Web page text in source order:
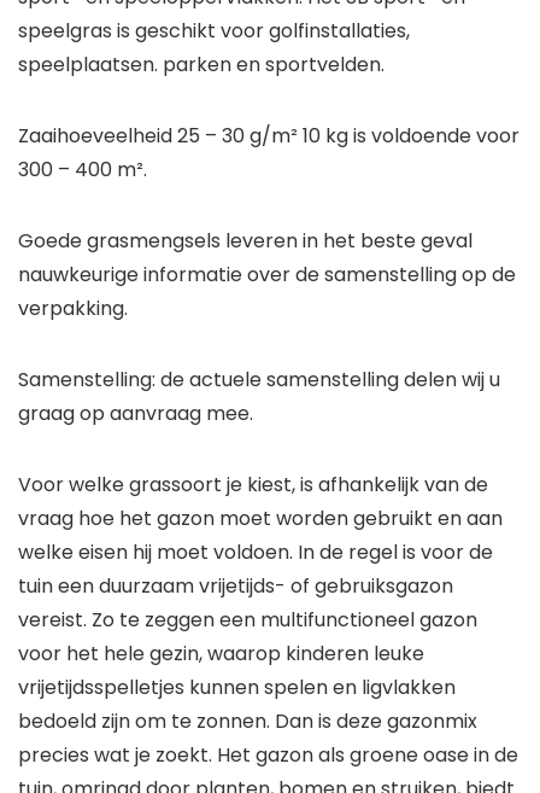
speelgras is geschikt voor golfinstallaties,
speelplaatsen. parken en sportvelden.
Zaaihoeveelheid 25 – 30 g/m² 10 kg is voldoende voor
300 – 400 m².
Goede grasmengsels leveren in het beste geval
nauwkeurige informatie over de samenstelling op de
verpakking.
Samenstelling: de actuele samenstelling delen wij u
graag op aanvraag mee.
Voor welke grassoort je kiest, is afhankelijk van de
vraag hoe het gazon moet worden gebruikt en aan
welke eisen hij moet voldoen. In de regel is voor de
tuin een duurzaam vrijetijds- of gebruiksgazon
vereist. Zo te zeggen een multifunctioneel gazon
voor het hele gezin, waarop kinderen leuke
vrijetijdsspelletjes kunnen spelen en ligvlakken
bedoeld zijn om te zonnen. Dan is deze gazonmix
precies wat je zoekt. Het gazon als groene oase in de